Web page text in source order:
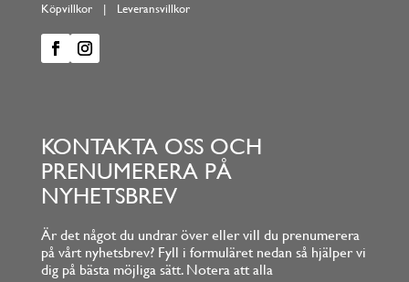
Köpvillkor| Leveransvillkor
KONTAKTA OSS OCH
PRENUMERERA PÅ
NYHETSBREV
Är det något du undrar över eller vill du prenumerera
på vårt nyhetsbrev? Fyll i formuläret nedan så hjälper vi
dig på bästa möjliga sätt. Notera att alla